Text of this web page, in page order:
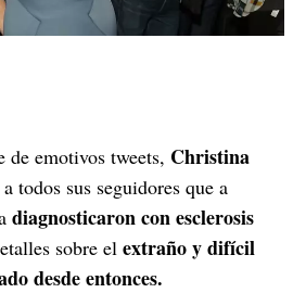
de emotivos tweets, Christina
todos sus seguidores que a
diagnosticaron con esclerosis
sobre el extraño y difícil
desde entonces.